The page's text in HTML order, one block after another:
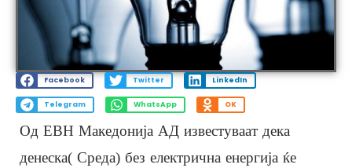
Facebook Twitter LinkedIn
Telegram WhatsApp OK
Од ЕВН Македонија АД известуваaт дека
денеска( Среда) без електрична енергија ќе